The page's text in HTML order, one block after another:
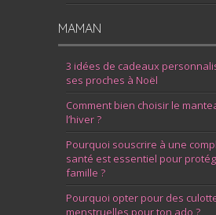
MAMAN
3 idées de cadeaux
ses proches à Noël
Comment bien choisir le
l’hiver ?
Pourquoi souscrire à une
santé est essentiel pour
famille ?
Pourquoi opter pour des
menstruelles pour ton ado ?